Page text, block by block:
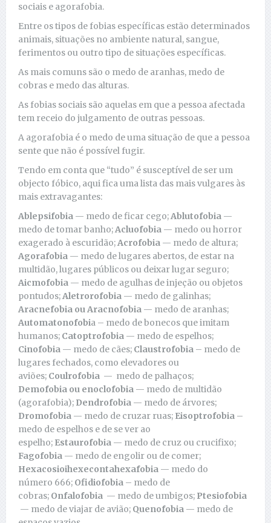
sociais e agorafobia.
Entre os tipos de fobias específicas estão determinados
animais, situações no ambiente natural, sangue,
ferimentos ou outro tipo de situações específicas.
As mais comuns são o medo de aranhas, medo de
cobras e medo das alturas.
As fobias sociais são aquelas em que a pessoa afectada
tem receio do julgamento de outras pessoas.
A agorafobia é o medo de uma situação de que a pessoa
sente que não é possível fugir.
Tendo em conta que “tudo” é susceptível de ser um
objecto fóbico, aqui fica uma lista das mais vulgares às
mais extravagantes:
Ablepsifobia — medo de ficar cego; Ablutofobia —
medo de tomar banho; Acluofobia — medo ou horror
exagerado à escuridão; Acrofobia — medo de altura;
Agorafobia — medo de lugares abertos, de estar na
multidão, lugares públicos ou deixar lugar seguro;
Aicmofobia — medo de agulhas de injeção ou objetos
pontudos; Aletrorofobia — medo de galinhas;
Aracnefobia ou Aracnofobia — medo de aranhas;
Automatonofobia – medo de bonecos que imitam
humanos; Catoptrofobia — medo de espelhos;
Cinofobia — medo de cães; Claustrofobia – medo de
lugares fechados, como elevadores ou
aviões; Coulrofobia — medo de palhaços;
Demofobia ou enoclofobia — medo de multidão
(agorafobia); Dendrofobia — medo de árvores;
Dromofobia — medo de cruzar ruas; Eisoptrofobia –
medo de espelhos e de se ver ao
espelho; Estaurofobia — medo de cruz ou crucifixo;
Fagofobia — medo de engolir ou de comer;
Hexacosioihexecontahexafobia — medo do
número 666; Ofidiofobia – medo de
cobras; Onfalofobia — medo de umbigos; Ptesiofobia
— medo de viajar de avião; Quenofobia — medo de